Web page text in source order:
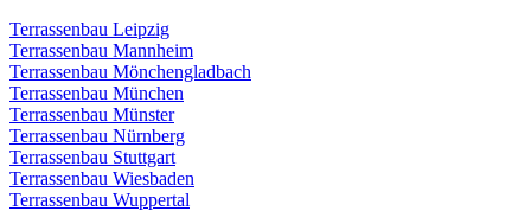
Terrassenbau Leipzig
Terrassenbau Mannheim
Terrassenbau Mönchengladbach
Terrassenbau München
Terrassenbau Münster
Terrassenbau Nürnberg
Terrassenbau Stuttgart
Terrassenbau Wiesbaden
Terrassenbau Wuppertal